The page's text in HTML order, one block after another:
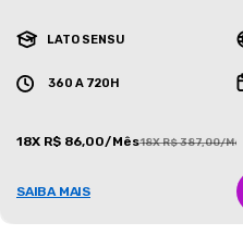
LATO SENSU
360 A 720H
18X R$ 86,00/Mês18X R$ 387,00/Mês
SAIBA MAIS